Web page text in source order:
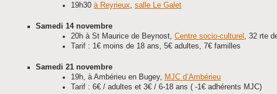
19h30 à Reyrieux salle Le Galet
Samedi 14 novembre
20h à St Maurice de Beynost, Centre socio-culturel
, 32 rte
Tarif : 1€ moins de 18 ans, 5€ adultes, 7€ familles
Samedi 21 novembre
19h, à Ambérieu en Bugey,
MJC d’Ambérieu
Tarif : 6€ / adultes et 3€ / 6-18 ans ( -1€ adhérents MJC)